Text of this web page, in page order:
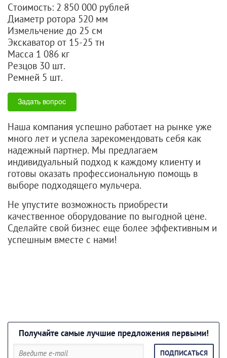
Стоимость: 2 850 000 рублей
Диаметр ротора 520 мм
Измельчение до 25 см
Экскаватор от 15-25 тн
Масса 1 086 кг
Резцов 30 шт.
Ремней 5 шт.
Наша компания успешно работает на рынке уже
много лет и успела зарекомендовать себя как
надежный партнер. Мы предлагаем
индивидуальный подход к каждому клиенту и
готовы оказать профессиональную помощь в
выборе подходящего мульчера.
Не упустите возможность приобрести
качественное оборудование по выгодной цене.
Сделайте свой бизнес еще более эффективным и
успешным вместе с нами!
Получайте самые лучшие предложения первыми!
ПОДПИСАТЬСЯ